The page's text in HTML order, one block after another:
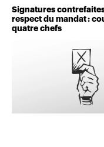
Signatures
respect du mandat :
quatre chefs